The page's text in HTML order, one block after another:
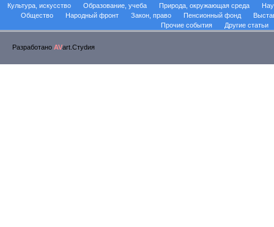
Культура, искусство
Образование, учеба Природа, окружающая среда
Общество
Народный фронт Закон, право Пенсионный фонд
Прочие события
Другие статьи
Разработано AVart.Стуdия